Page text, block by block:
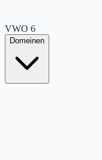
VWO 6
Domeinen